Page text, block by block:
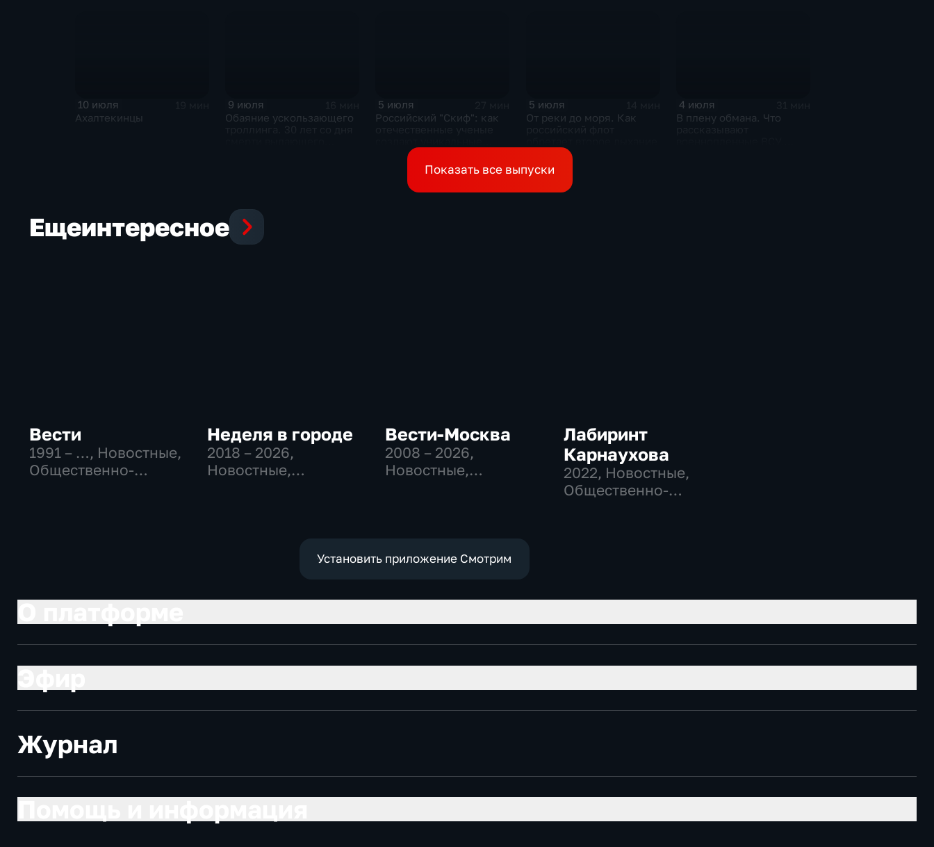
10 июля
Ахалтекинцы
9 июля
Обаяние ускользающего
5 июля
Российский "Скиф": как
технологии будущего
5 июля
От реки до моря. Как
4 июля
В плену обмана. Что
Показать все выпуски
Ещеинтересное
Вести
1991 – …, Новостные,
Общественно-
Неделя в городе
2018 – 2026,
Новостные,
Вести-Москва
2008 – 2026,
Новостные,
Лабиринт
Карнаухова
2022, Новостные,
Общественно-
Установить приложение Смотрим
Журнал